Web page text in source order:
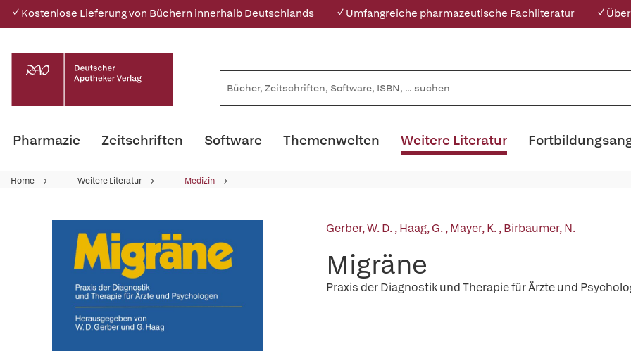
✓ Kostenlose Lieferung von Büchern innerhalb Deutschlands ✓ Umfangreiche pharmazeutische Fachliteratur ✓
Pharmazie Zeitschriften Software Themenwelten Weitere Literatur
Home Weitere Literatur Medizin
Gerber, W. D.,Haag, G.,Mayer, K.,Birbaumer, N.
Migräne
Praxis der Diagnostik und Therapie für Ärzte und